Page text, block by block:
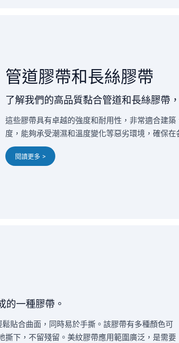
管道膠帶和長絲膠帶
了解我們的高品質黏合管道和長絲膠帶
這些膠帶具有卓越的強度和耐用性，非常適合建
度，能夠承受潮濕和溫度變化等惡劣環境，確保在
閱讀更多 >
的一種膠帶。
貼合曲面，同時易於手撕。該膠帶有多種顏色可
下，不留殘留。美紋膠帶應用範圍廣泛，是需要